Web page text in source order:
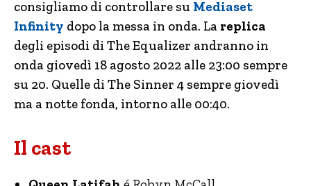
consigliamo di controllare su Mediaset
Infinity dopo la messa in onda. La replica
degli episodi di The Equalizer andranno in
onda giovedì 18 agosto 2022 alle 23:00 sempre
su 20. Quelle di The Sinner 4 sempre giovedì
ma a notte fonda, intorno alle 00:40.
Il cast